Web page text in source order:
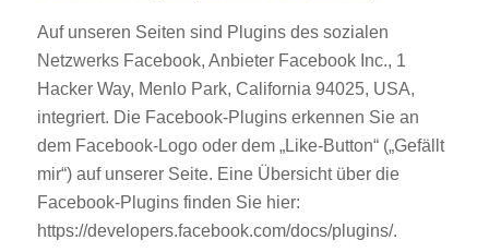
Auf unseren Seiten sind Plugins des sozialen
Netzwerks Facebook, Anbieter Facebook Inc., 1
Hacker Way, Menlo Park, California 94025, USA,
integriert. Die Facebook-Plugins erkennen Sie an
dem Facebook-Logo oder dem „Like-Button“ („Gefällt
mir“) auf unserer Seite. Eine Übersicht über die
Facebook-Plugins finden Sie hier:
https://developers.facebook.com/docs/plugins/.